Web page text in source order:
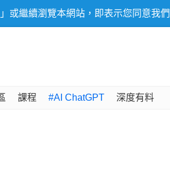
或繼續瀏覽本網站，即表示您同意我
課程 #AI ChatGPT 深度有料